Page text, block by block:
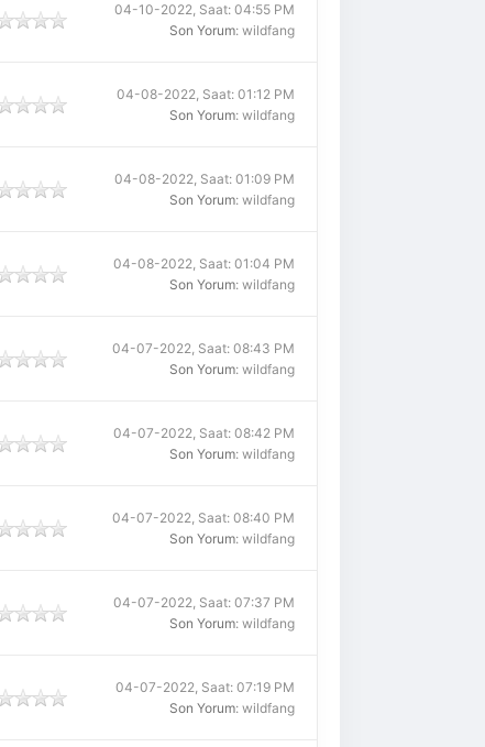
04-10-2022, Saat: 04:55 PM
Son Yorum: wildfang
04-08-2022, Saat: 01:12 PM
Son Yorum: wildfang
04-08-2022, Saat: 01:09 PM
Son Yorum: wildfang
04-08-2022, Saat: 01:04 PM
Son Yorum: wildfang
04-07-2022, Saat: 08:43 PM
Son Yorum: wildfang
04-07-2022, Saat: 08:42 PM
Son Yorum: wildfang
04-07-2022, Saat: 08:40 PM
Son Yorum: wildfang
04-07-2022, Saat: 07:37 PM
Son Yorum: wildfang
04-07-2022, Saat: 07:19 PM
Son Yorum: wildfang